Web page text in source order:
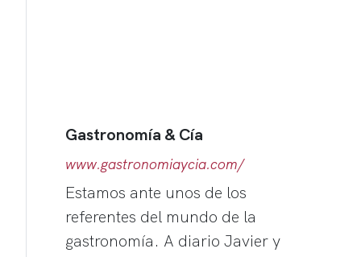
Gastronomía & Cía
www.gastronomiaycia.com/
Estamos ante unos de los
referentes del mundo de la
gastronomía. A diario Javier y